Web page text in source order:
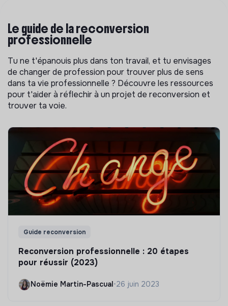
Le guide de la reconversion
professionnelle
Tu ne t'épanouis plus dans ton travail, et tu envisages
de changer de profession pour trouver plus de sens
dans ta vie professionnelle ? Découvre les ressources
pour t'aider à réflechir à un projet de reconversion et
trouver ta voie.
Guide reconversion
Reconversion professionnelle : 20 étapes
pour réussir (2023)
Noëmie Martin-Pascual •26 juin 2023